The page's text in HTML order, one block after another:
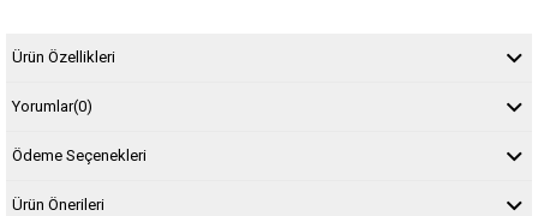
Ürün Özellikleri
Yorumlar(0)
Ödeme Seçenekleri
Ürün Önerileri